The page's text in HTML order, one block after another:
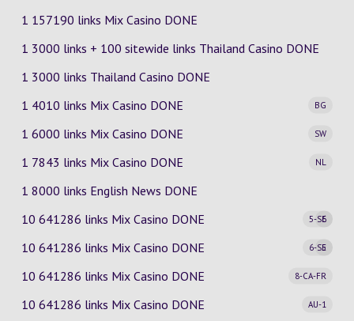
1 157190 links Mix Casino DONE
1 3000 links + 100 sitewide links Thailand Casino DONE
1 3000 links Thailand Casino DONE
1 4010 links Mix Casino
BG
DONE
1 6000 links Mix Casino
SW
DONE
1 7843 links Mix Casino
NL
DONE
1 8000 links English News DONE
10 641286 links Mix Casino
5-SE
6
DONE
10 641286 links Mix Casino
6-SE
5
DONE
10 641286 links Mix Casino
8-CA-FR
DONE
10 641286 links Mix Casino
AU-1
DONE